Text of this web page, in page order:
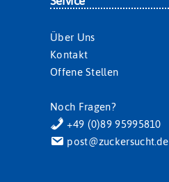
Über Uns
Kontakt
Offene Stellen
Noch Fragen?
+49 (0)89 95995810
post@zuckersucht.de